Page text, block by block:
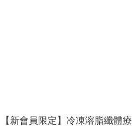
【新會員限定】冷凍溶脂纖體療